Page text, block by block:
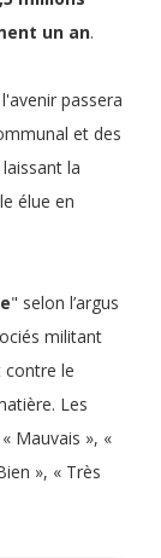
un an.
passera
et des
la
élue en
" selon l’argus
militant
contre le
Les
Mauvais », «
», « Très